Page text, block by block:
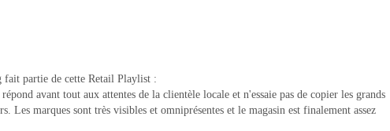
fait partie de cette Retail Playlist :
avant tout aux attentes de la clientèle locale et n'essaie pas de copier les grands
Les marques sont très visibles et omniprésentes et le magasin est finalement assez